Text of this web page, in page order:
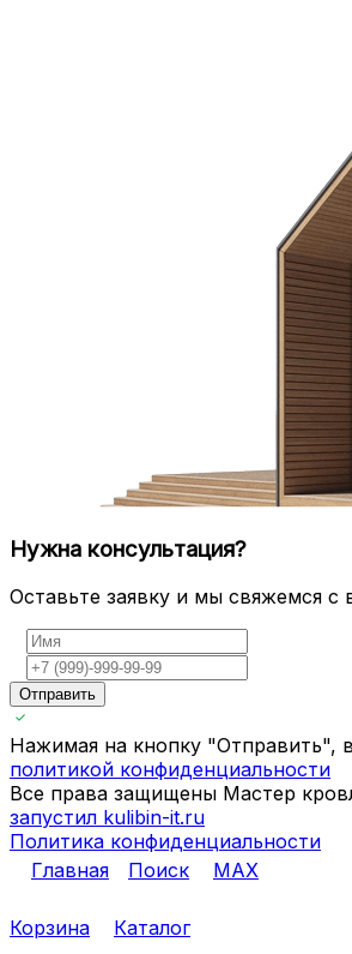
Нужна консультация?
Оставьте заявку и мы свяжемся с
Отправить
Нажимая на кнопку "Отправить",
политикой конфиденциальности
Все права защищены Мастер
запустил kulibin-it.ru
Политика конфиденциальности
Главная
Поиск MAX
Корзина Каталог